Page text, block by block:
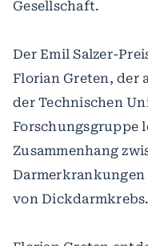
Gesellschaft.
Der Emil Salzer-
Florian Greten, der
der Technischen
Forschungsgruppe
Zusammenhang
von Dickdarmkrebs.